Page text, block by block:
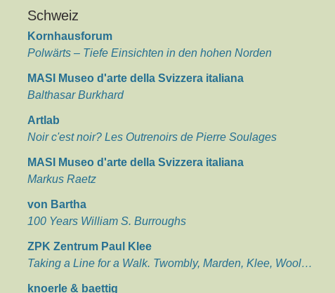
Schweiz
Kornhausforum
Polwärts – Tiefe Einsichten in den hohen Norden
MASI Museo d'arte della Svizzera italiana
Balthasar Burkhard
Artlab
Noir c'est noir? Les Outrenoirs de Pierre Soulages
MASI Museo d'arte della Svizzera italiana
Markus Raetz
von Bartha
100 Years William S. Burroughs
ZPK Zentrum Paul Klee
Taking a Line for a Walk. Twombly, Marden, Klee, Wool…
knoerle & baettig